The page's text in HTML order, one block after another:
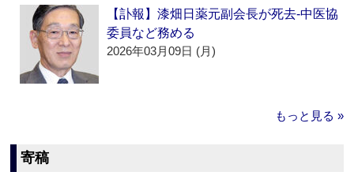
【訃報】漆畑日薬元副会長が死去‐中医協
委員など務める
2026年03月09日 (月)
もっと見る »
寄稿